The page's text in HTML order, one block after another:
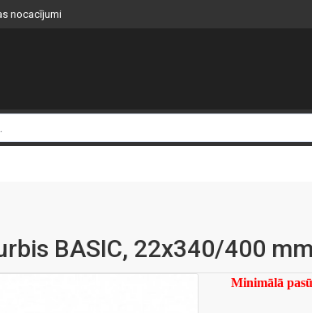
nocacījumi
BASIC, 22x340/400 mm
Minimālā